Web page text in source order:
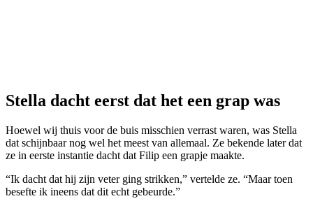
Stella dacht eerst dat het een grap was
Hoewel wij thuis voor de buis misschien verrast waren, was Stella
dat schijnbaar nog wel het meest van allemaal. Ze bekende later dat
ze in eerste instantie dacht dat Filip een grapje maakte.
“Ik dacht dat hij zijn veter ging strikken,” vertelde ze. “Maar toen
besefte ik ineens dat dit echt gebeurde.”